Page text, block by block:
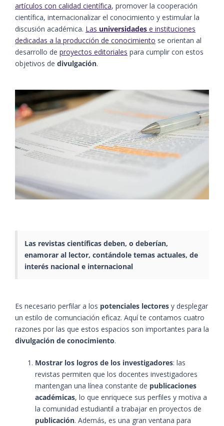
artículos con calidad científica, promover la cooperación
científica, internacionalizar el conocimiento y estimular la
discusión académica. Las universidades e instituciones
dedicadas a la producción de conocimiento se orientan al
desarrollo de proyectos editoriales para cumplir con estos
objetivos de divulgación.
Las revistas científicas deben, o deberían,
enamorar al lector, contándole temas actuales, de
interés nacional e internacional
Es necesario perfilar a los potenciales lectores y desplegar
un estilo de comunciación eficaz. Aquí te contamos cuatro
razones por las que estos espacios son importantes para la
divulgación de conocimiento.
Mostrar los logros de los investigadores: las
revistas permiten que los docentes investigadores
mantengan una línea constante de publicaciones
académicas, lo que enriquece sus perfiles y motiva a
la comunidad estudiantil a trabajar en proyectos de
publicación. Además, es una gran ventana para